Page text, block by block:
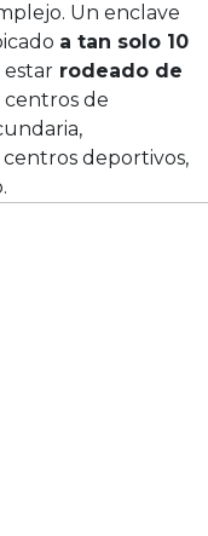
Un enclave
a tan solo 10
estar rodeado de
centros de
deportivos,